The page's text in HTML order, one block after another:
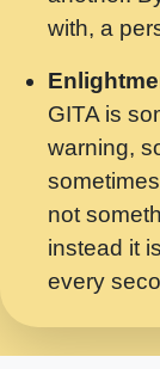
मेरे
यह
Talab
लडल
सख भ
with, a
GITA is
warning,
not
instead it
every